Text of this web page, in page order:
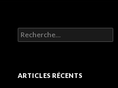
Rechercher :
ARTICLES RÉCENTS